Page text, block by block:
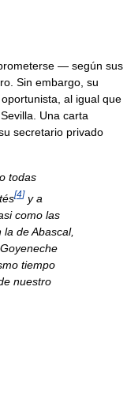
— según sus
Sin embargo, su
al igual que
Una carta
secretario privado
todas
[4] y a
como las
de Abascal,
tiempo
nuestro